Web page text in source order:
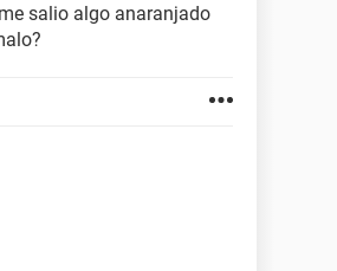
salio algo anaranjado